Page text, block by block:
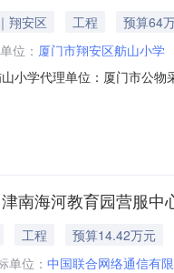
翔安区 工程
预算64
位： 厦门市翔安区舫山小学
小学代理单位：厦门市公
SH442C厦门市翔安区舫
南海河教育园营服
工程
预算14.42万元
单位： 中国联合网络通信有